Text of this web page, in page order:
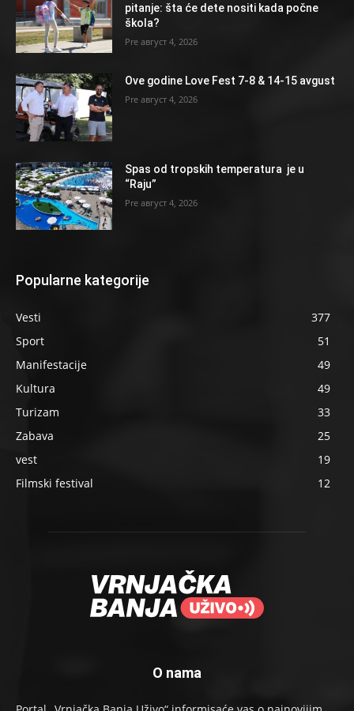
pitanje: šta će dete nositi kada počne
škola?
август 4, 2026
Ove godine Love Fest 7-8 & 14-15 avgust
август 4, 2026
Spas od tropskih temperatura je u
“Raju”
август 4, 2026
Popularne kategorije
Vesti
377
Sport
51
Manifestacije
49
Kultura
49
Turizam
33
Zabava
25
vest
19
Filmski festival
12
O nama